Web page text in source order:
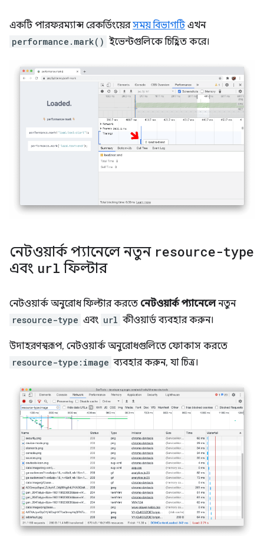
একটি পারফরম্যান্স রেকর্ডিংয়েরসময় বিভাগটিএখন
performance.mark() ইভেন্টগুলিকে চিহ্নিত করে।
নেটওয়ার্ক প্যানেলে নতুন resource-type
এবং url ফিল্টার
নেটওয়ার্ক অনুরোধ ফিল্টার করতে নেটওয়ার্ক প্যানেলেনতুন
resource-type এবং url কীওয়ার্ড ব্যবহার করুন।
উদাহরণস্বরূপ, নেটওয়ার্ক অনুরোধগুলিতে ফোকাস করতে
resource-type:image ব্যবহার করুন, যা চিত্র।